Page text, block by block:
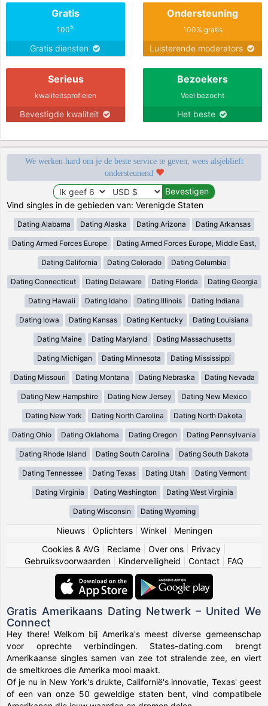
Gratis
100%
Gratis diensten
Ondersteuning
100% gratis
Luisterende moderators
Serieus
kwaliteitsprofielen
Bevestigde kwaliteit
Bezoekers
Veel bezocht
Het beste
We werken hard om je de beste service te geven, wees alsjeblieft
ondersteunend
Vind singles in de gebieden van: Verenigde Staten
Dating Alabama Dating Alaska Dating Arizona Dating Arkansas
Dating Armed Forces Europe Dating Armed Forces Europe, Middle East,
Dating California Dating Colorado Dating Columbia
Dating Connecticut Dating Delaware Dating Florida Dating Georgia
Dating Hawaii Dating Idaho Dating Illinois Dating Indiana
Dating Iowa Dating Kansas Dating Kentucky Dating Louisiana
Dating Maine Dating Maryland Dating Massachusetts
Dating Michigan Dating Minnesota Dating Mississippi
Dating Missouri Dating Montana Dating Nebraska Dating Nevada
Dating New Hampshire Dating New Jersey Dating New Mexico
Dating New York Dating North Carolina Dating North Dakota
Dating Ohio Dating Oklahoma Dating Oregon Dating Pennsylvania
Dating Rhode Island Dating South Carolina Dating South Dakota
Dating Tennessee Dating Texas Dating Utah Dating Vermont
Dating Virginia Dating Washington Dating West Virginia
Dating Wisconsin Dating Wyoming
Nieuws| Oplichters| Winkel| Meningen
Cookies & AVG
Reclame Over ons Privacy
Gebruiksvoorwaarden
Kinderveiligheid Contact FAQ
Gratis Amerikaans Dating Netwerk – United We
Connect
Hey there! Welkom bij Amerika's meest diverse gemeenschap
voor oprechte verbindingen. States-dating.com brengt
Amerikaanse singles samen van zee tot stralende zee, en viert
de smeltkroes die Amerika mooi maakt.
Of je nu in New York's drukte, Californië's innovatie, Texas' geest
of een van onze 50 geweldige staten bent, vind compatibele